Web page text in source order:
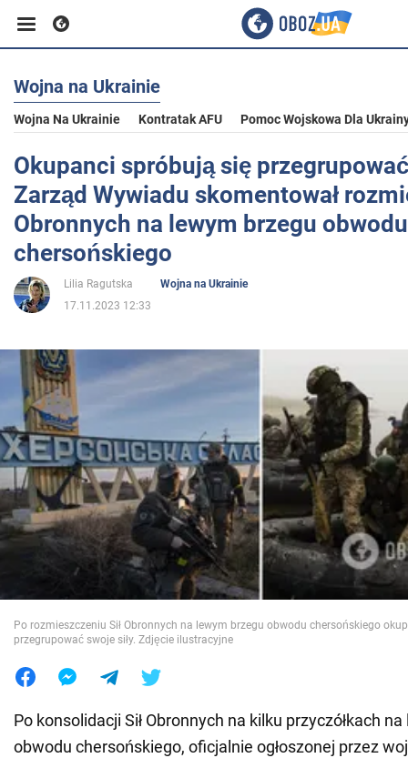
Biznes
Sport
Rozrywka
Życie
Społeczeństwo
Wojna na Ukrainie
Świat
Jedzenie
Wojna na Ukrainie
Wojna Na Ukrainie Kontratak AFU Pomoc Wojskowa Dla
Okupanci spróbują się
Zarząd Wywiadu skomentował
Obronnych na lewym brzegu obwodu
chersońskiego
Lilia Ragutska
Wojna na Ukrainie
17.11.2023 12:33
Po rozmieszczeniu Sił Obronnych na lewym brzegu obwodu chersońskiego
przegrupować swoje siły. Zdjęcie ilustracyjne
Po konsolidacji Sił Obronnych na kilku przyczółkach
obwodu chersońskiego, oficjalnie ogłoszonej przez